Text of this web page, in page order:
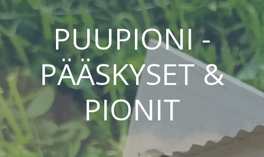
PUUPIONI -
PÄÄSKYSET &
PIONIT